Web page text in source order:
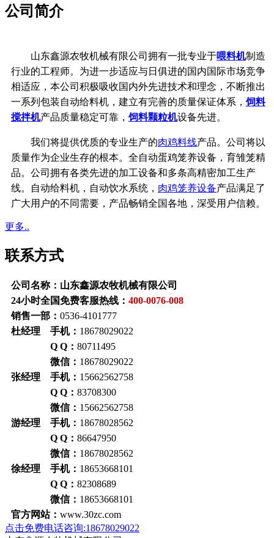
公司简介
山东鑫源农牧机械有限公司拥有一批专业于喂料机制造
行业的工程师。为进一步适应与日俱进的国内国际市场竞争
相适应，本公司积极吸收国内外先进技术和理念，不断推出
一系列包装自动给料机，建立有完善的质量保证体系，饲料
搅拌机产品质量稳定可靠，饲料颗粒机设备先进。
我们将提供优质的专业生产的肉鸡料线产品。公司将以
质量作为企业生存的根本。全自动蛋鸡笼养设备，育雏笼精
品。公司拥有各类先进的加工设备和多条高精密加工生产
线。
自动给料机，自动饮水系统， 肉鸡笼养设备产品满足了
广大用户的不同需要，产品畅销全国各地，深受用户信赖。
更多..
联系方式
公司名称：山东鑫源农牧机械有限公司
24小时全国免费客服热线： 400-0076-008
销售一部： 0536-4101777
杜经理 手机： 18678029022
Q Q： 80711495
微信： 18678029022
张经理 手机： 15662562758
Q Q： 83708300
微信： 15662562758
游经理 手机： 18678028562
Q Q： 86647950
微信： 18678028562
徐经理 手机： 18653668101
Q Q： 82308689
微信： 18653668101
官方网站： www.30zc.com
点击免费电话咨询:18678029022